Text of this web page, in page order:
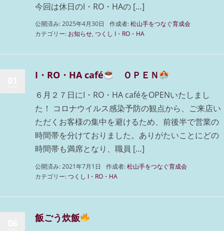
今回は休日のI・RO・HAの […]
公開済み: 2025年4月30日 作成者:松山手をつなぐ育成会
カテゴリー: お知らせ, つくし I・RO・HA
I・RO・HA café ＯＰＥＮ
６月２７日にI・RO・HA caféをOPENいたしまし
た！ コロナウイルス感染予防の観点から、ご来店い
ただくお客様の集中を避けるため、前後半で営業の
時間帯を分けておりました。ありがたいことにどの
時間帯も満席となり、職員 […]
公開済み: 2021年7月1日 作成者:松山手をつなぐ育成会
カテゴリー:つくし I・RO・HA
飯ごう炊飯